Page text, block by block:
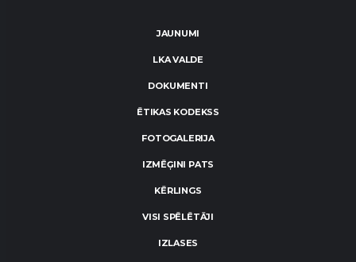
JAUNUMI
LKA VALDE
DOKUMENTI
ĒTIKAS KODEKSS
FOTOGALERIJA
IZMĒĢINI PATS
KĒRLINGS
VISI SPĒLĒTĀJI
IZLASES